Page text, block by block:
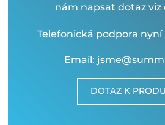
nám napsat dotaz viz
Telefonická podpora
Email:
DOTAZ K